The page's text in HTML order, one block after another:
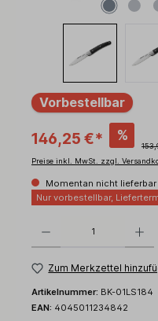
Vorbestellbar
146,25 €* %
Preise inkl. MwSt. zzgl.
Momentan nicht lieferbar
Nur vorbestellbar,
Zum Merkzettel
Artikelnummer: BK-01LS184
EAN: 4045011234842